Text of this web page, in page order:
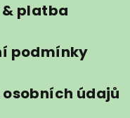
platba
podmínky
údajů